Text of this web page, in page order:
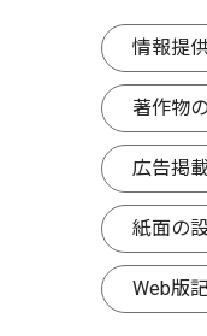
情報提
著作物
広告掲
紙面の
Web版